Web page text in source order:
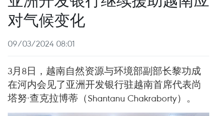
对气候变化
09/03/2024 08:01
3月8日，越南自然资源与环境部副部长黎功成
在河内会见了亚洲开发银行驻越南首席代表尚
塔努·查克拉博蒂（Shantanu Chakraborty）。 ​